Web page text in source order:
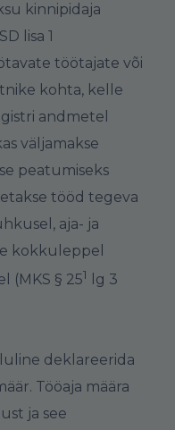
kinnipidaja
lisa 1
töötajate või
kohta, kelle
andmetel
väljamakse
peatumiseks
tööd tegeva
aja- ja
kokkuleppel
(MKS § 251
lg 3
deklareerida
Tööaja määra
ja see